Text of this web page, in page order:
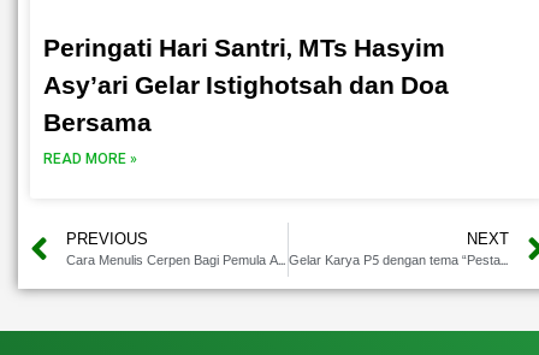
Peringati Hari Santri, MTs Hasyim
Asy’ari Gelar Istighotsah dan Doa
Bersama
READ MORE »
PREVIOUS
Cara Menulis Cerpen Bagi Pemula Agar Menarik untuk Dibaca
NEXT
Gelar Karya P5 dengan tema “Pesta Demokrasi, Bhineka Tunggal Ika, Kearifan Lokal, Gaya Hidup Berkelanjutan”